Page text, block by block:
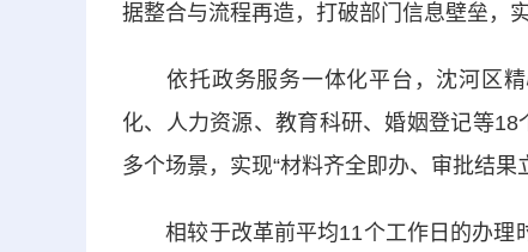
据整合与流程再造，打破部门信息壁垒，
依托政务服务一体化平台，沈河区精
化、人力资源、教育科研、婚姻登记等
多个场景，实现“材料齐全即办、审批结果
相较于改革前平均11个工作日的办理